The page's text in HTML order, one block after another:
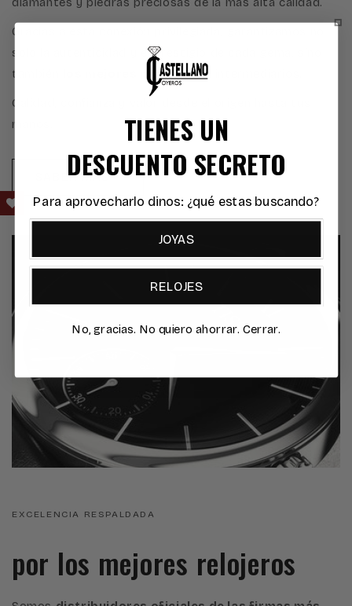
Gracias a esta conexión privilegiada, garantizamos no
solo la autenticidad y el prestigio de cada gema, sino
también
los mejores precios, sin intermediarios.
Calidad, confianza y valor desde el origen hasta tus
manos.
SABER MÁS >
EXCELENCIA RESPALDADA
por los mejores relojeros
TIENES UN
DESCUENTO SECRETO
Para aprovecharlo dinos: ¿qué estas buscando?
JOYAS
RELOJES
No, gracias. No quiero ahorrar. Cerrar.